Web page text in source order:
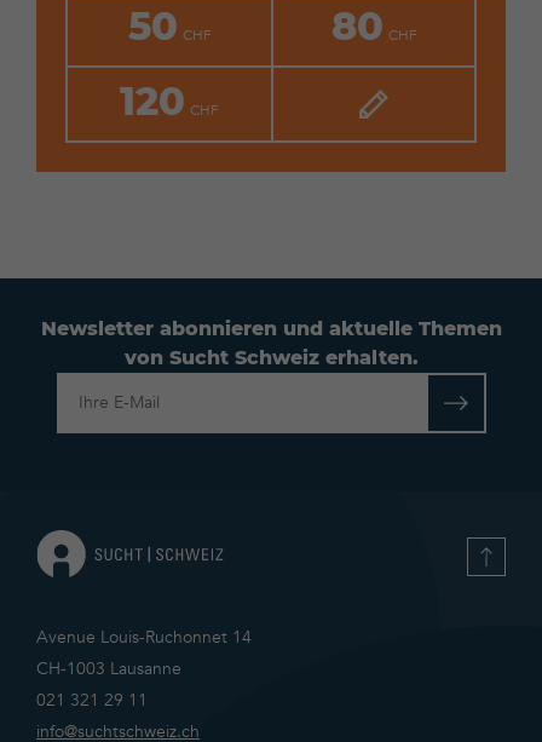
50
80
120
Newsletter abonnieren und aktuelle Themen
von Sucht Schweiz erhalten.
Avenue Louis-Ruchonnet 14
CH-1003 Lausanne
021 321 29 11
info@suchtschweiz.ch